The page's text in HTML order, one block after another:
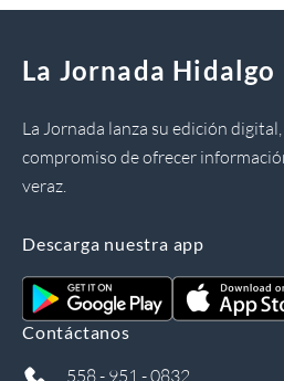
La Jornada Hidalgo
La Jornada lanza su edición
compromiso de ofrecer
veraz.
Descarga nuestra app
Contáctanos
558 - 951 - 0832